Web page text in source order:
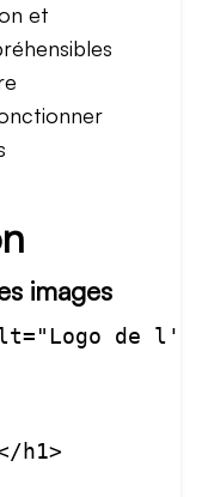
et
images
h1>